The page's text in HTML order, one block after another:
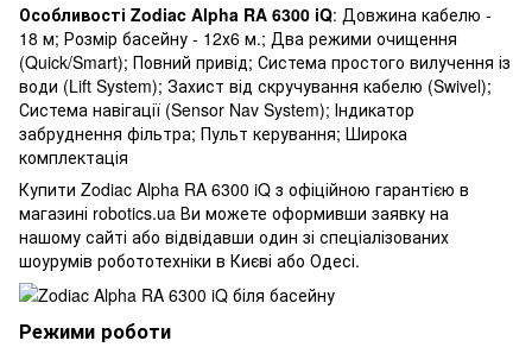
Особливості Zodiac Alpha RA 6300 iQ: Довжина кабелю -
18 м; Розмір басейну - 12х6 м.; Два режими очищення
(Quick/Smart); Повний привід; Система простого вилучення із
води (Lift System); Захист від скручування кабелю (Swivel);
Система навігації (Sensor Nav System); Індикатор
забруднення фільтра; Пульт керування; Широка
комплектація
Купити Zodiac Alpha RA 6300 iQ з офіційною гарантією в
магазині robotics.ua Ви можете оформивши заявку на
нашому сайті або відвідавши один зі спеціалізованих
шоурумів робототехніки в Києві або Одесі.
Режими роботи